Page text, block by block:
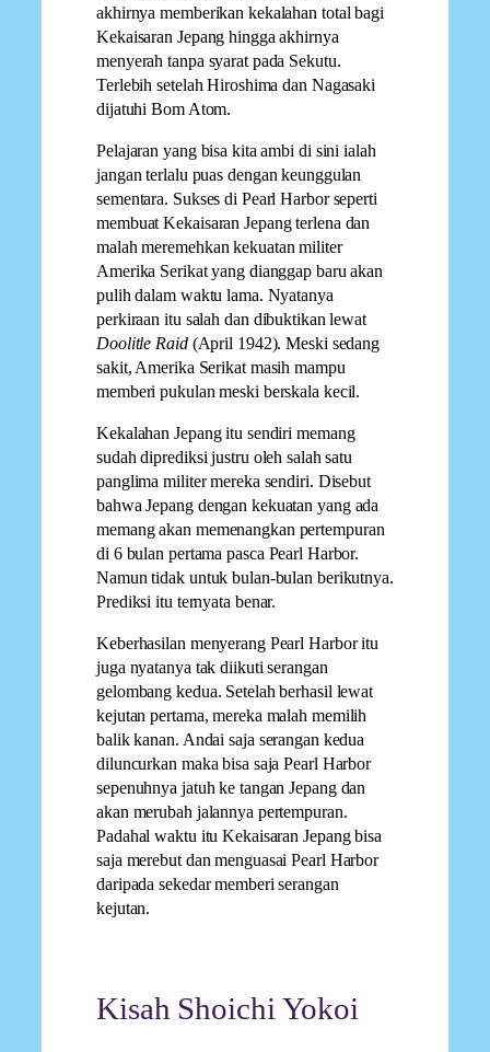
akhirnya memberikan kekalahan total bagi
Kekaisaran Jepang hingga akhirnya
menyerah tanpa syarat pada Sekutu.
Terlebih setelah Hiroshima dan Nagasaki
dijatuhi Bom Atom.
Pelajaran yang bisa kita ambi di sini ialah
jangan terlalu puas dengan keunggulan
sementara. Sukses di Pearl Harbor seperti
membuat Kekaisaran Jepang terlena dan
malah meremehkan kekuatan militer
Amerika Serikat yang dianggap baru akan
pulih dalam waktu lama. Nyatanya
perkiraan itu salah dan dibuktikan lewat
Doolitle Raid(April 1942). Meski sedang
sakit, Amerika Serikat masih mampu
memberi pukulan meski berskala kecil.
Kekalahan Jepang itu sendiri memang
sudah diprediksi justru oleh salah satu
panglima militer mereka sendiri. Disebut
bahwa Jepang dengan kekuatan yang ada
memang akan memenangkan pertempuran
di 6 bulan pertama pasca Pearl Harbor.
Namun tidak untuk bulan-bulan berikutnya.
Prediksi itu ternyata benar.
Keberhasilan menyerang Pearl Harbor itu
juga nyatanya tak diikuti serangan
gelombang kedua. Setelah berhasil lewat
kejutan pertama, mereka malah memilih
balik kanan. Andai saja serangan kedua
diluncurkan maka bisa saja Pearl Harbor
sepenuhnya jatuh ke tangan Jepang dan
akan merubah jalannya pertempuran.
Padahal waktu itu Kekaisaran Jepang bisa
saja merebut dan menguasai Pearl Harbor
daripada sekedar memberi serangan
kejutan.
Kisah Shoichi Yokoi